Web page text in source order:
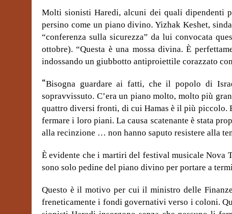
Molti sionisti Haredi, alcuni dei quali dipendenti
persino come un piano divino. Yizhak Keshet,
“conferenza sulla sicurezza” da lui convocata
ottobre). “Questa è una mossa divina. È
indossando un giubbotto antiproiettile corazzato
“Bisogna guardare ai fatti, che il popolo di
sopravvissuto. C’era un piano molto, molto più
quattro diversi fronti, di cui Hamas è il più
fermare i loro piani. La causa scatenante è stata
alla recinzione … non hanno saputo resistere alla
È evidente che i martiri del festival musicale Nova
sono solo pedine del piano divino per portare a
Questo è il motivo per cui il ministro delle
freneticamente i fondi governativi verso i coloni.